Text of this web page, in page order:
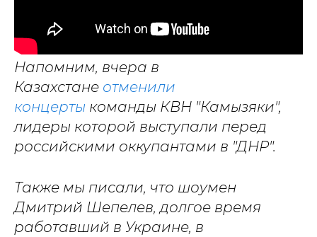
Напомним, вчера в
Казахстане отменили
концерты команды КВН "Камызяки",
лидеры которой выступали перед
российскими оккупантами в "ДНР".
Также мы писали, что шоумен
Дмитрий Шепелев, долгое время
работавший в Украине, в